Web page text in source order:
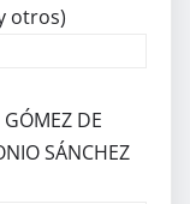
otros)
DE
SÁNCHEZ